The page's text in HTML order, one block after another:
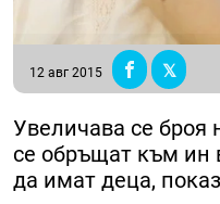
12 авг 2015
Увеличава се броя
се обръщат към ин
да имат деца,